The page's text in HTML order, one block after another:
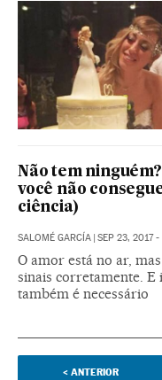
Não tem
você não
ciência)
SALOMÉ GARCÍA SEP 23, 2017 -
O amor está no ar,
sinais corretamente.
também é necessário
< ANTERIOR